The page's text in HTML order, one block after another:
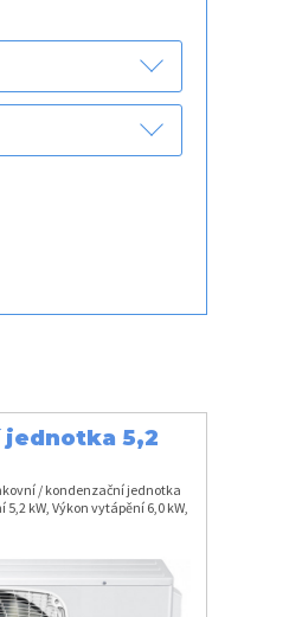
jednotka 5,2
/ kondenzační jednotka
5,2 kW, Výkon vytápění 6,0 kW,